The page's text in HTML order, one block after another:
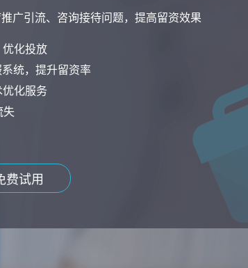
洞察潜客痛点高效邀约转化，业绩增长
更精准
跟进邀约
催化复购
费试用